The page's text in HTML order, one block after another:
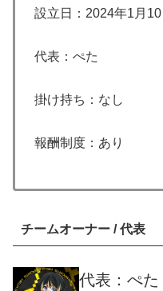
設立日：2024年1月10
代表：ぺた
掛け持ち：なし
報酬制度：あり
チームオーナー / 代表
代表：ぺた